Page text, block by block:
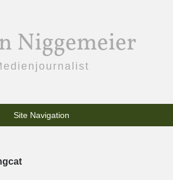
Niggemeier
Site Navigation